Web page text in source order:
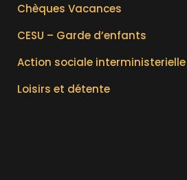
Chèques Vacances
CESU – Garde d’enfants
Action sociale interministerielle
Loisirs et détente